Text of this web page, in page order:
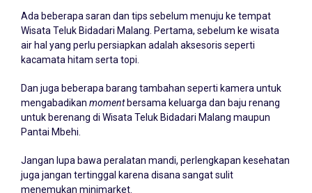
Ada beberapa saran dan tips sebelum menuju ke tempat
Wisata Teluk Bidadari Malang. Pertama, sebelum ke wisata
air hal yang perlu persiapkan adalah aksesoris seperti
kacamata hitam serta topi.
Dan juga beberapa barang tambahan seperti kamera untuk
mengabadikan momentbersama keluarga dan baju renang
untuk berenang di Wisata Teluk Bidadari Malang maupun
Pantai Mbehi.
Jangan lupa bawa peralatan mandi, perlengkapan kesehatan
juga jangan tertinggal karena disana sangat sulit
menemukan minimarket.